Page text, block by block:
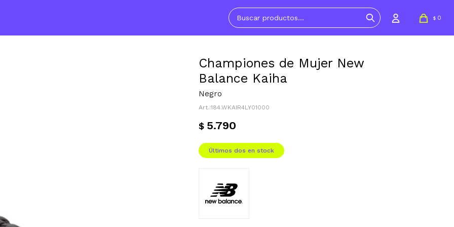
$ 0
Championes de Mujer New
Balance Kaiha
Negro
184.WKAIR4LY01000
$ 5.790
Últimos dos en stock